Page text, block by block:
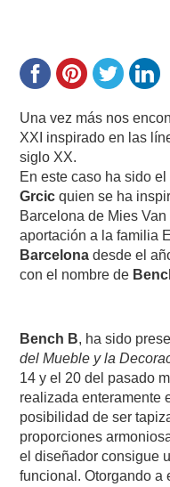
Una vez más nos
XXI inspirado en las
siglo XX.
En este caso ha sido
Grcic quien se ha
Barcelona de Mies
aportación a la familia
Barcelona desde el
con el nombre de
Bench B, ha sido
del Mueble y la
14 y el 20 del pasado
realizada enteramente
posibilidad de ser
proporciones
el diseñador consigue
funcional. Otorgando a